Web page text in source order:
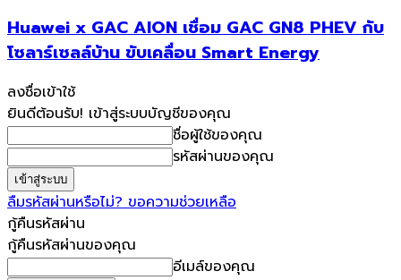
Huawei x GAC AION เชื่อม GAC GN8 PHEV กับ
โซลาร์เซลล์บ้าน ขับเคลื่อน Smart Energy
ลงชื่อเข้าใช้
ยินดีต้อนรับ! เข้าสู่ระบบบัญชีของคุณ
ชื่อผู้ใช้ของคุณ
รหัสผ่านของคุณ
ลืมรหัสผ่านหรือไม่? ขอความช่วยเหลือ
กู้คืนรหัสผ่าน
กู้คืนรหัสผ่านของคุณ
อีเมล์ของคุณ